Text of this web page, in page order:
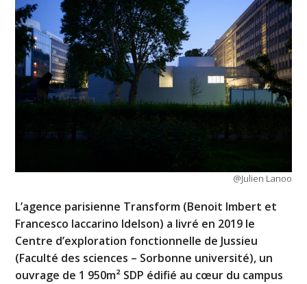
@Julien Lanoo
L’agence parisienne Transform (Benoit Imbert et
Francesco Iaccarino Idelson) a livré en 2019 le
Centre d’exploration fonctionnelle de Jussieu
(Faculté des sciences – Sorbonne université), un
ouvrage de 1 950m² SDP édifié au cœur du campus